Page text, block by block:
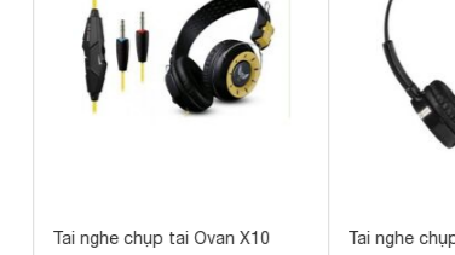
Tai nghe chụp tai Ovan X10 Tai nghe